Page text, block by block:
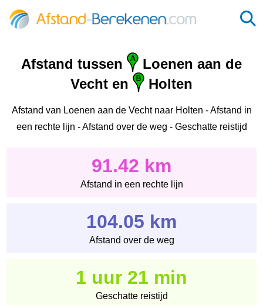
Afstand tussen
Loenen aan de
Vecht en
Holten
Afstand van Loenen aan de Vecht naar Holten - Afstand in
een rechte lijn - Afstand over de weg - Geschatte reistijd
91.42 km
Afstand in een rechte lijn
104.05 km
Afstand over de weg
1 uur 21 min
Geschatte reistijd